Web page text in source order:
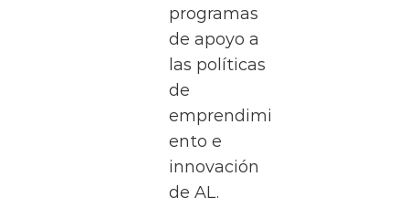
programas
de apoyo a
las políticas
de
emprendimi
ento e
innovación
de AL.